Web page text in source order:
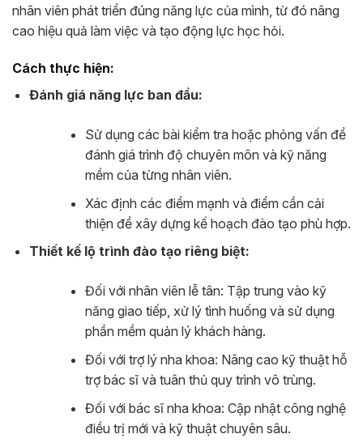
nhân viên phát triển đúng năng lực của mình, từ đó nâng
cao hiệu quả làm việc và tạo động lực học hỏi.
Cách thực hiện:
Đánh giá năng lực ban đầu:
Sử dụng các bài kiểm tra hoặc phỏng vấn để
đánh giá trình độ chuyên môn và kỹ năng
mềm của từng nhân viên.
Xác định các điểm mạnh và điểm cần cải
thiện để xây dựng kế hoạch đào tạo phù hợp.
Thiết kế lộ trình đào tạo riêng biệt:
Đối với nhân viên lễ tân: Tập trung vào kỹ
năng giao tiếp, xử lý tình huống và sử dụng
phần mềm quản lý khách hàng.
Đối với trợ lý nha khoa: Nâng cao kỹ thuật hỗ
trợ bác sĩ và tuân thủ quy trình vô trùng.
Đối với bác sĩ nha khoa: Cập nhật công nghệ
điều trị mới và kỹ thuật chuyên sâu.